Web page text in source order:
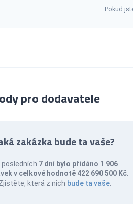
Pokud
pro dodavatele
zakázka bude ta vaše?
posledních 7 dní bylo přidáno 1 906
v celkové hodnotě 422 690 500 Kč
která z nich bude ta vaše.